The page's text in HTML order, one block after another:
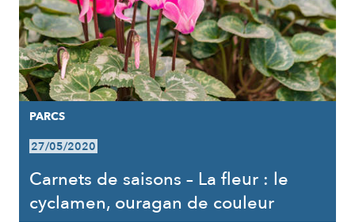
PARCS
27/05/2020
Carnets de saisons – La fleur : le
cyclamen, ouragan de couleur